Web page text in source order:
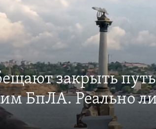
закрыть путь
БпЛА. Реально